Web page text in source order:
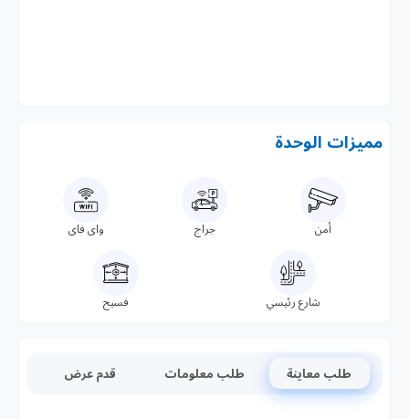
مميزات الوحدة
أمن جراج واى فاى
شارع رئيسي فسيح
طلب معاينة طلب معلومات قدم عرض